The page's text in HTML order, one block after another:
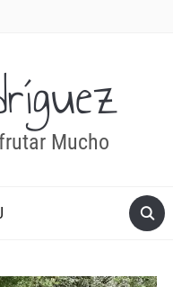
Mucho